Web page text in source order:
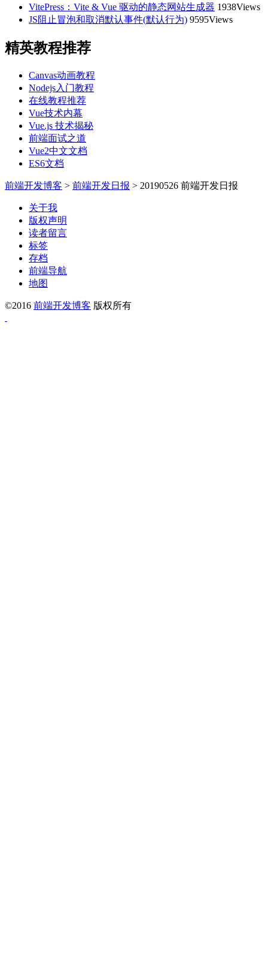
VitePress：Vite & Vue 驱动的静态网站生成器 1938Views
JS阻止冒泡和取消默认事件(默认行为) 9595Views
精英教程推荐
Canvas动画教程
Nodejs入门教程
在线教程推荐
Vue技术内幕
Vue.js 技术揭秘
前端面试之道
Vue2中文文档
ES6文档
前端开发博客 > 前端开发日报 > 20190526 前端开发日报
关于我
版权声明
读者留言
标签
存档
前端导航
地图
©2016 前端开发博客 版权所有